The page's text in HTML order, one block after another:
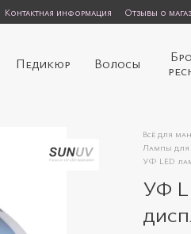
Контактная информация Отзывы о
Педикюр Волосы
Всё для
Лампы для
УФ LED
УФ